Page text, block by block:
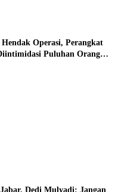
Operasi, Perangkat
Puluhan Orang,
Dedi Mulyadi: Jangan